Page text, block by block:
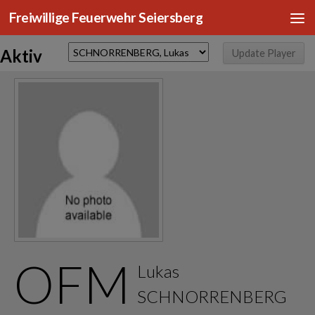
Zum Inhalt springen
Freiwillige Feuerwehr Seiersberg
Aktiv
OFM
Lukas
SCHNORRENBERG